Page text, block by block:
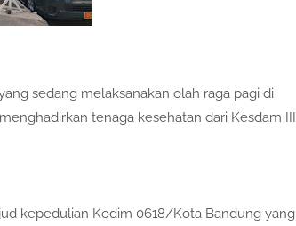
sedang melaksanakan olah raga pagi di
tenaga kesehatan dari Kesdam III
kepedulian Kodim 0618/Kota Bandung yang